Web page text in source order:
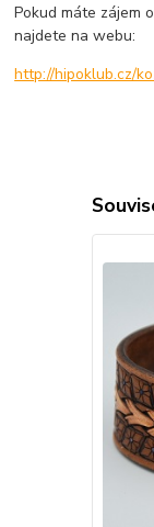
Pokud máte zájem
najdete na webu:
http://hipoklub.cz/